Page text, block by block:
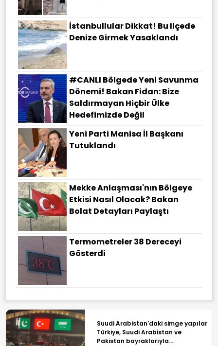
İstanbullular Dikkat! Bu Ilçede
Denize Girmek Yasaklandı
#CANLI Bölgede Yeni Savunma
Dönemi! Bakan Fidan: Bize
Saldırmayan Hiçbir Ülke
Hedefimizde Değil
Yeni Parti Manisa İl Başkanı
Tutuklandı
Mekke Anlaşması'nın Bölgeye
Etkisi Nasıl Olacak? Bakan
Bolat Detayları Paylaştı
Termometreler 38 Dereceyi
Gösterdi
Suudi Arabistan'daki simge yapılar
Türkiye, Suudi Arabistan ve
Pakistan bayraklarıyla